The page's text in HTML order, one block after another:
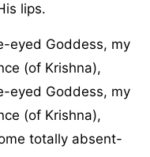
lips.
eyed Goddess, my
(of Krishna),
eyed Goddess, my
(of Krishna),
totally absent-